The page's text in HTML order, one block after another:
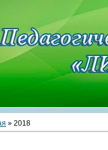
» 2018